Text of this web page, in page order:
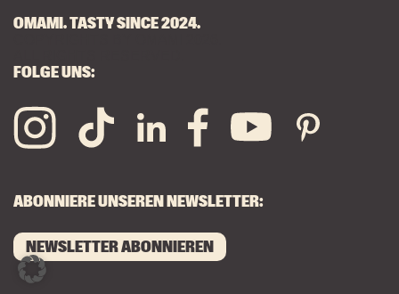
OMAMI. TASTY SINCE 2024.
FOLGE UNS:
ABONNIERE UNSEREN NEWSLETTER:
NEWSLETTER ABONNIEREN